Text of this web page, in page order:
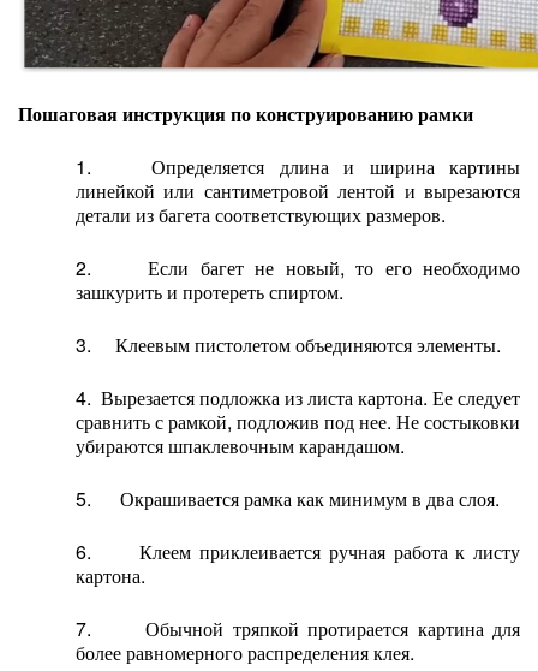
Пошаговая инструкция по конструированию рамки
1. Определяется длина и ширина картины
линейкой или сантиметровой лентой и вырезаются
детали из багета соответствующих размеров.
2. Если багет не новый, то его необходимо
зашкурить и протереть спиртом.
3. Клеевым пистолетом объединяются элементы.
4. Вырезается подложка из листа картона. Ее следует
сравнить с рамкой, подложив под нее. Не состыковки
убираются шпаклевочным карандашом.
5. Окрашивается рамка как минимум в два слоя.
6. Клеем приклеивается ручная работа к листу
картона.
7. Обычной тряпкой протирается картина для
более равномерного распределения клея.